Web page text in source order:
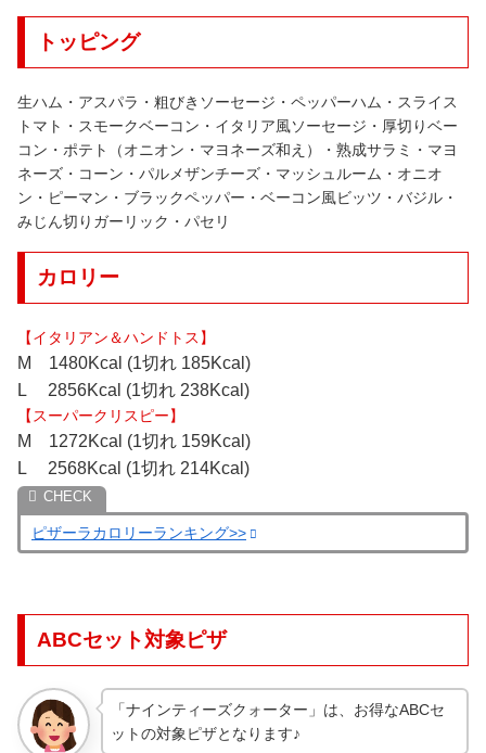
トッピング
生ハム・アスパラ・粗びきソーセージ・ペッパーハム・スライス
トマト・スモークベーコン・イタリア風ソーセージ・厚切りベー
コン・ポテト（オニオン・マヨネーズ和え）・熟成サラミ・マヨ
ネーズ・コーン・パルメザンチーズ・マッシュルーム・オニオ
ン・ピーマン・ブラックペッパー・ベーコン風ビッツ・バジル・
みじん切りガーリック・パセリ
カロリー
【イタリアン＆ハンドトス】
M 1480Kcal (1切れ 185Kcal)
L 2856Kcal (1切れ 238Kcal)
【スーパークリスピー】
M 1272Kcal (1切れ 159Kcal)
L 2568Kcal (1切れ 214Kcal)
ピザーラカロリーランキング>>
ABCセット対象ピザ
「ナインティーズクォーター」は、お得なABCセ
ットの対象ピザとなります♪